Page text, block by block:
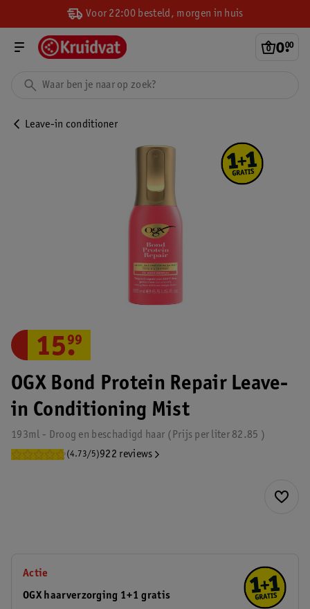
Voor 22:00 besteld, morgen in huis
0.
00
Leave-in conditioner
OGX Bond Protein Repair Leave-
in Conditioning Mist
193ml - Droog en beschadigd haar 82.85
Prijs per liter
(4.73/5)922 reviews
15.
99
Actie
OGX haarverzorging 1+1 gratis